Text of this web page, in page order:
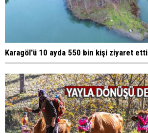
Karagöl'ü 10 ayda 550 bin kişi ziyaret etti